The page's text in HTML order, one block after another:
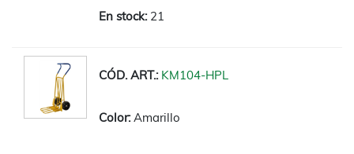
21
KM104-HPL
Amarillo